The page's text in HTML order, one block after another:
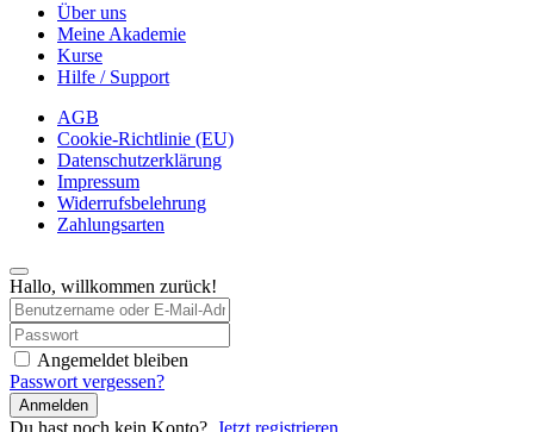
Über uns
Meine Akademie
Kurse
Hilfe / Support
AGB
Cookie-Richtlinie (EU)
Datenschutzerklärung
Impressum
Widerrufsbelehrung
Zahlungsarten
Hallo, willkommen zurück!
Angemeldet bleiben
Passwort vergessen?
Anmelden
Du hast noch kein Konto? Jetzt registrieren